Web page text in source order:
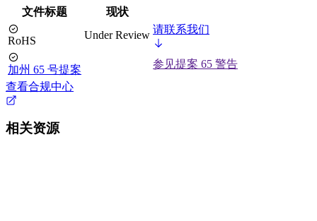
文件标题 现状
RoHS Under Review 请联系我们
加州 65 号提案
参见提案 65 警告
查看合规中心
相关资源